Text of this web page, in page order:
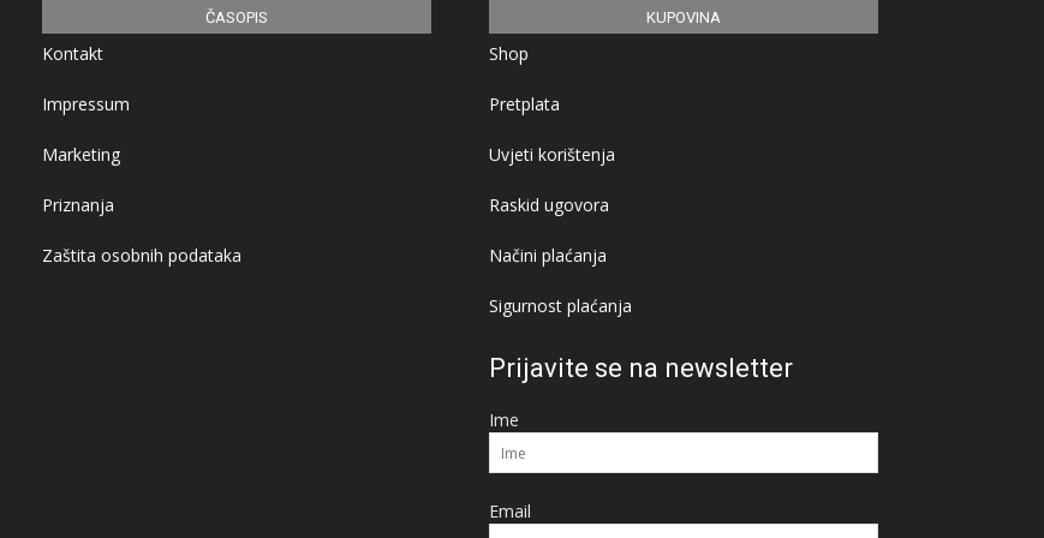
ČASOPIS
Kontakt
Impressum
Marketing
Priznanja
Zaštita osobnih podataka
KUPOVINA
Shop
Pretplata
Uvjeti korištenja
Raskid ugovora
Načini plaćanja
Sigurnost plaćanja
Prijavite se na newsletter
Ime
Email